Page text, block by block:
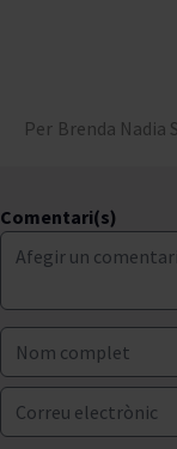
Per Brenda Nadia
Comentari(s)